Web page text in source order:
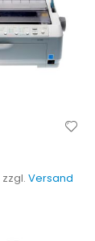
zzgl. Versand